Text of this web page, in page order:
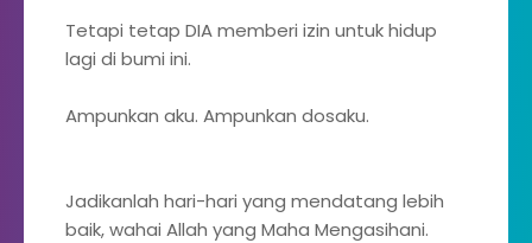
Tetapi tetap DIA memberi izin untuk hidup
lagi di bumi ini.
Ampunkan aku. Ampunkan dosaku.
Jadikanlah hari-hari yang mendatang lebih
baik, wahai Allah yang Maha Mengasihani.